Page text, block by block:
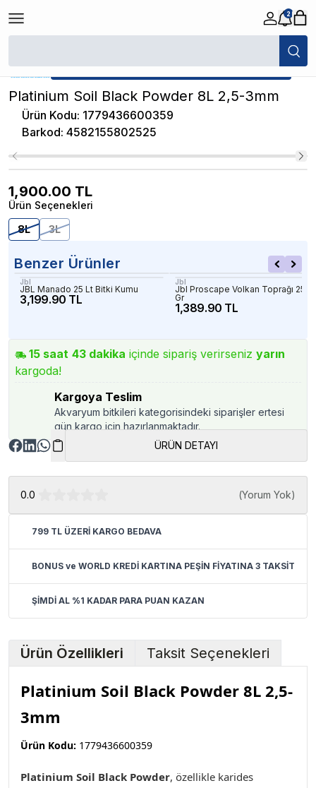
2
/ Platinium Soil Black Powder 8L 2,5-3mm
★ Atakan Petshop, Diğer yetkili satıcısıdır.
Platinium Soil Black Powder 8L 2,5-3mm
Ürün Kodu: 1779436600359
Barkod: 4582155802525
1,900.00 TL
Ürün Seçenekleri
8L
3L
Benzer Ürünler
Jbl
JBL Manado 25 Lt Bitki Kumu
3,199.90 TL
Jbl
Jbl Proscape Volkan Toprağı 250
Gr
1,389.90 TL
15 saat 43 dakika içinde sipariş verirseniz yarın
kargoda!
Kargoya Teslim
Akvaryum bitkileri kategorisindeki siparişler ertesi
gün kargo için hazırlanmaktadır.
ÜRÜN DETAYI
0.0 (Yorum Yok)
799 TL ÜZERİ KARGO BEDAVA
BONUS ve WORLD KREDİ KARTINA PEŞİN FİYATINA 3 TAKSİT
ŞİMDİ AL %1 KADAR PARA PUAN KAZAN
Ürün Özellikleri Taksit Seçenekleri
Platinium Soil Black Powder 8L 2,5-
3mm
Ürün Kodu: 1779436600359
Platinium Soil Black Powder, özellikle karides